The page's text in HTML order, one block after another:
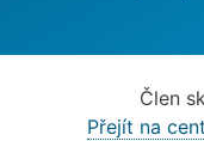
Člen
Přejít na